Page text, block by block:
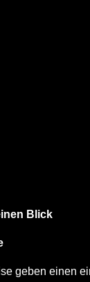
Blick
geben einen